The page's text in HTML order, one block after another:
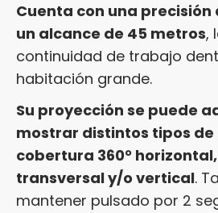
Cuenta con una precisión
un alcance de 45 metros,
continuidad de trabajo
habitación grande.
Su proyección se puede
mostrar distintos tipos de
cobertura 360°
transversal y/o vertical.
mantener pulsado por 2